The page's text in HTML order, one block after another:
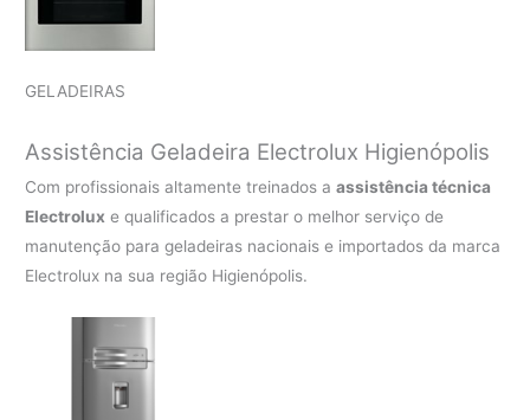
GELADEIRAS
Assistência Geladeira Electrolux Higienópolis
Com profissionais altamente treinados aassistência técnica
Electrolux e qualificados a prestar o melhor serviço de
manutenção para geladeiras nacionais e importados da marca
Electrolux na sua região Higienópolis.